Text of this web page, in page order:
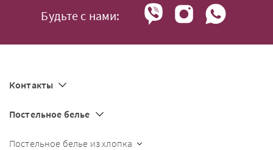
Будьте с нами:
Контакты
Постельное белье
Постельное белье из хлопка